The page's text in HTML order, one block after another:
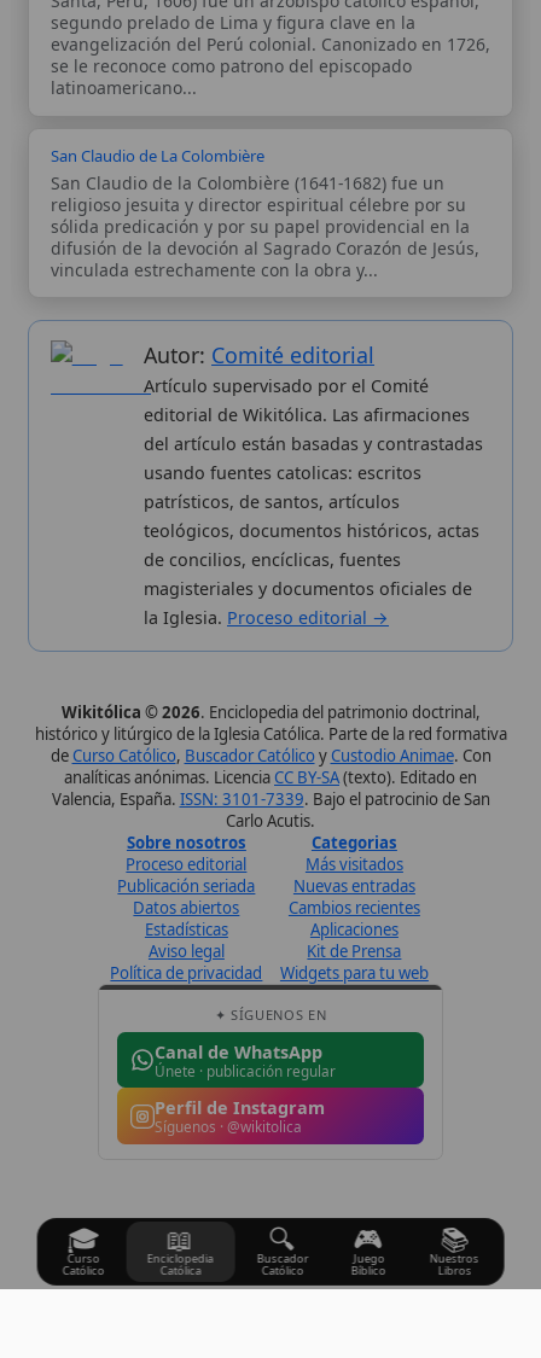
usando fuentes catolicas: escritos
patrísticos, de santos, artículos
teológicos, documentos históricos, actas
de concilios, encíclicas, fuentes
Wikitólica © 2026. Enciclopedia del patrimonio doctrinal,
histórico y litúrgico de la Iglesia Católica. Parte de la red formativa
deCurso Católico,Buscador CatólicoyCustodio Animae
Sobre nosotros
Proceso editorial
Publicación seriada
Datos abiertos
Estadísticas
Aviso legal
Política de privacidad
Categorias
Más visitados
Nuevas entradas
Cambios recientes
Aplicaciones
Kit de Prensa
Widgets para tu web
✦ SÍGUENOS EN
Canal de WhatsApp
Únete · publicación regular
Perfil de Instagram
Síguenos · @wikitolica